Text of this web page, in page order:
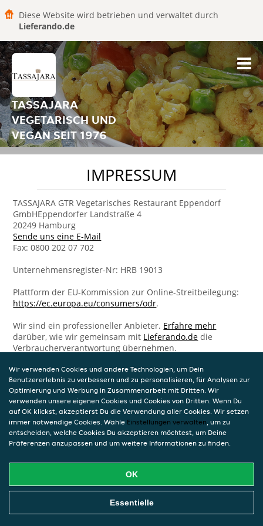
Diese Website wird betrieben und verwaltet durch
Lieferando.de
TASSAJARA
VEGETARISCH UND
VEGAN SEIT 1976
IMPRESSUM
TASSAJARA GTR Vegetarisches Restaurant Eppendorf
GmbHEppendorfer Landstraße 4
20249 Hamburg
Sende uns eine E-Mail
Fax: 0800 202 07 702
Unternehmensregister-Nr: HRB 19013
Plattform der EU-Kommission zur Online-Streitbeilegung:
https://ec.europa.eu/consumers/odr.
Wir sind ein professioneller Anbieter. Erfahre mehr
darüber, wie wir gemeinsam mit Lieferando.de die
Verbraucherverantwortung übernehmen.
Wir verwenden Cookies und andere Technologien, um Dein
Benutzererlebnis zu verbessern und zu personalisieren, für Analysen zur
Optimierung und Werbung in Zusammenarbeit mit Dritten. Wir
verwenden unsere eigenen Cookies und Cookies von Dritten. Wenn Du
auf OK klickst, akzeptierst Du die Verwendung aller Cookies. Wir setzen
immer notwendige Cookies. Wähle Einstellungen verwalten, um zu
entscheiden, welche Cookies Du akzeptieren möchtest, um Deine
Präferenzen anzupassen und um weitere Informationen zu finden.
OK
Essentielle